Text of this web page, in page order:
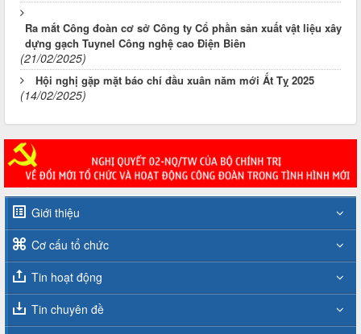
Ra mắt Công đoàn cơ sở Công ty Cổ phần sản xuất vật liệu xây
dựng gạch Tuynel Công nghệ cao Điện Biên
(21/02/2025)
Hội nghị gặp mặt báo chí đầu xuân năm mới Ất Tỵ 2025
(14/02/2025)
Giới thiệu
Cơ cấu tổ chức
Tin hoạt động
Tin chuyên đề